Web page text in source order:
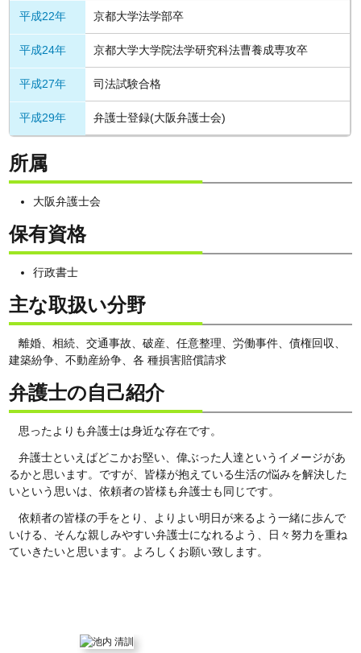
平成22年 京都大学法学部卒
平成24年 京都大学大学院法学研究科法曹養成専攻卒
平成27年 司法試験合格
平成29年 弁護士登録(大阪弁護士会)
所属
大阪弁護士会
保有資格
行政書士
主な取扱い分野
離婚、相続、交通事故、破産、任意整理、労働事件、債権回収、
建築紛争、不動産紛争、各 種損害賠償請求
弁護士の自己紹介
思ったよりも弁護士は身近な存在です。
弁護士といえばどこかお堅い、偉ぶった人達というイメージがあ
るかと思います。ですが、皆様が抱えている生活の悩みを解決した
いという思いは、依頼者の皆様も弁護士も同じです。
依頼者の皆様の手をとり、よりよい明日が来るよう一緒に歩んで
いける、そんな親しみやすい弁護士になれるよう、日々努力を重ね
ていきたいと思います。よろしくお願い致します。